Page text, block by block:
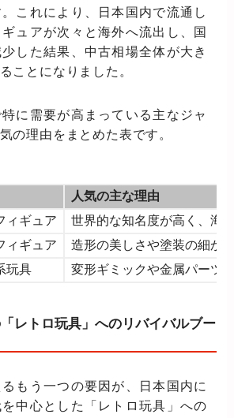
これにより、日本国内で流通し
ュアが次々と海外へ流出し、国
した結果、中古相場全体が大き
ことになりました。
に需要が高まっている主なジャ
の理由をまとめた表です。
人気の主な理由
ィギュア
世界的な知名度が高く、海
ィギュア
造形の美しさや塗装の細か
玩具
変形ギミックや金属パーツ
レトロ玩具」へのリバイバルブー
もう一つの要因が、日本国内に
中心とした「レトロ玩具」への